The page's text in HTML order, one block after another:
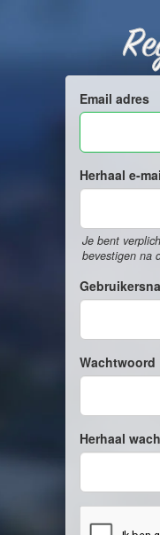
Email adres
Herhaal e-
Je bent
bevestigen na
Wachtwoord
Herhaal